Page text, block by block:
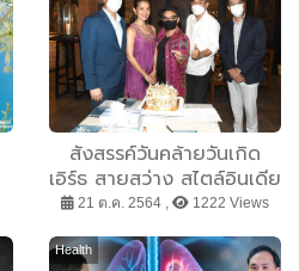
สังสรรค์วันคล้ายวันเกิด
เอิร์ธ สายสว่าง สไตล์อินเดีย
21 ต.ค. 2564 , 1222 Views
Health